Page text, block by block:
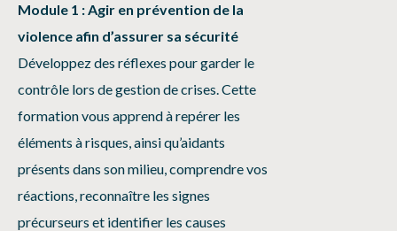
Module 1 : Agir en prévention de la
violence afin d’assurer sa sécurité
Développez des réflexes pour garder le
contrôle lors de gestion de crises. Cette
formation vous apprend à repérer les
éléments à risques, ainsi qu’aidants
présents dans son milieu, comprendre vos
réactions, reconnaître les signes
précurseurs et identifier les causes